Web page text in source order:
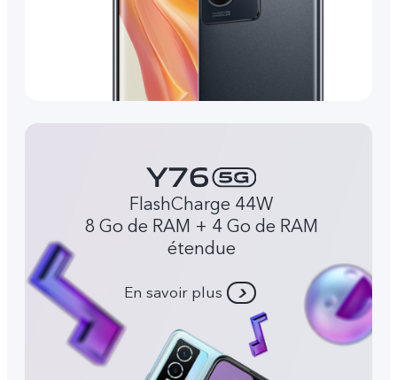
FlashCharge 44W
8 Go de RAM + 4 Go de RAM
étendue
En savoir plus